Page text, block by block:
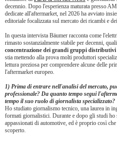
decennio. Dopo l'esperienza maturata presso
dedicate all'aftermarket, nel 2026 ha avviato
editoriale focalizzata sul mercato dei ricambi e
In questa intervista Bäumer racconta come
rimasto sostanzialmente stabile per decenni,
concentrazione dei grandi gruppi distributivi
stia mettendo alla prova molti produttori
lettura preziosa per comprendere alcune delle
l'aftermarket europeo.
1) Prima di entrare nell'analisi del mercato,
professionale? Da quanto tempo segui
tempo il suo ruolo di giornalista specializzato?
Ho studiato giornalismo tecnico, una laurea in
formati giornalistici. Durante e dopo gli studi
appassionati di automotive, ed è proprio così
scoperto.